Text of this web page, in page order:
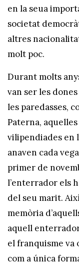
en la seua
societat
altres
molt poc.
Durant molts
van ser les
les paredasses,
Paterna,
vilipendiades en
anaven cada
primer de
l’enterrador els
del seu marit.
memòria
aquell
el franquisme va
com a única